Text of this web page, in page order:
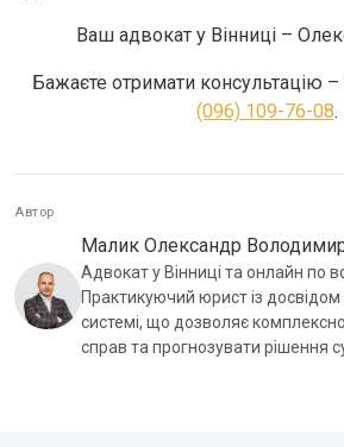
Ваш адвокат у Вінниці –
Бажаєте отримати консультацію –
(096) 109-76-08.
Автор
Малик Олександр
Адвокат у Вінниці та онлайн по
Практикуючий юрист із досвідом
системі, що дозволяє
справ та прогнозувати рішення